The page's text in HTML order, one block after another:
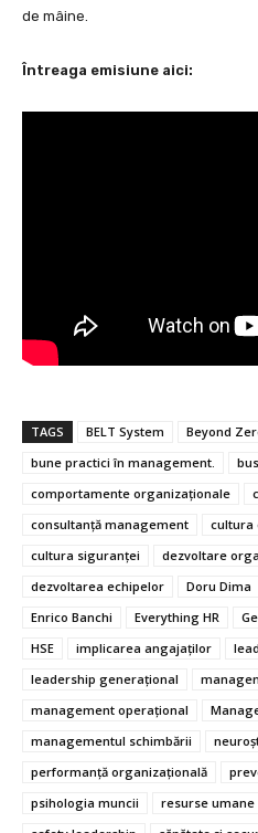
de mâine.
Întreaga emisiune aici:
TAGS BELT System Beyond
bune practici în management.
comportamente organizaționale
consultanță management
cultura
cultura siguranței
dezvoltare
dezvoltarea echipelor
Doru Dima
Enrico Banchi
Everything HR
HSE
implicarea angajaților
leadership generațional
management operațional
managementul schimbării
performanță organizațională
psihologia muncii
resurse umane